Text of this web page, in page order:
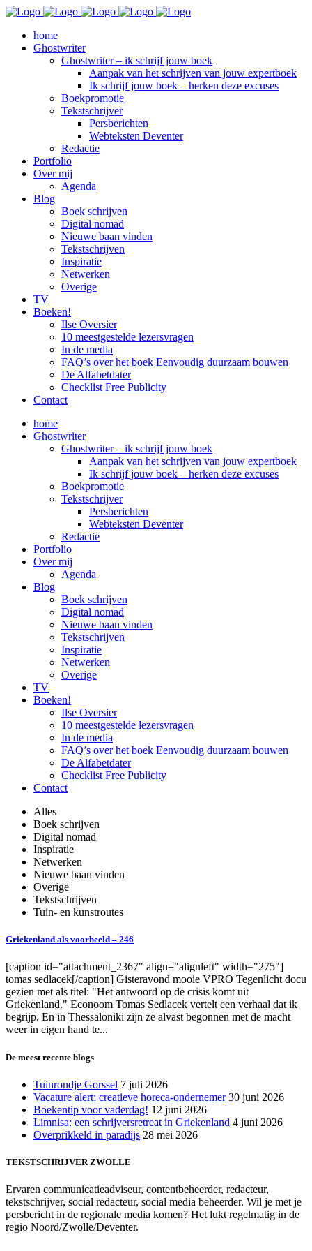
home
Ghostwriter
Ghostwriter – ik schrijf jouw boek
Aanpak van het schrijven van jouw expertboek
Ik schrijf jouw boek – herken deze excuses
Boekpromotie
Tekstschrijver
Persberichten
Webteksten Deventer
Redactie
Portfolio
Over mij
Agenda
Blog
Boek schrijven
Digital nomad
Nieuwe baan vinden
Tekstschrijven
Inspiratie
Netwerken
Overige
TV
Boeken!
Ilse Oversier
10 meestgestelde lezersvragen
In de media
FAQ’s over het boek Eenvoudig duurzaam bouwen
De Alfabetdater
Checklist Free Publicity
Contact
home
Ghostwriter
Ghostwriter – ik schrijf jouw boek
Aanpak van het schrijven van jouw expertboek
Ik schrijf jouw boek – herken deze excuses
Boekpromotie
Tekstschrijver
Persberichten
Webteksten Deventer
Redactie
Portfolio
Over mij
Agenda
Blog
Boek schrijven
Digital nomad
Nieuwe baan vinden
Tekstschrijven
Inspiratie
Netwerken
Overige
TV
Boeken!
Ilse Oversier
10 meestgestelde lezersvragen
In de media
FAQ’s over het boek Eenvoudig duurzaam bouwen
De Alfabetdater
Checklist Free Publicity
Contact
Alles
Boek schrijven
Digital nomad
Inspiratie
Netwerken
Nieuwe baan vinden
Overige
Tekstschrijven
Tuin- en kunstroutes
Griekenland als voorbeeld – 246
[caption id="attachment_2367" align="alignleft" width="275"]
tomas sedlacek[/caption] Gisteravond mooie VPRO Tegenlicht docu
gezien met als titel: "Het antwoord op de crisis komt uit
Griekenland." Econoom Tomas Sedlacek vertelt een verhaal dat ik
begrijp. En in Thessaloniki zijn ze alvast begonnen met de macht
weer in eigen hand te...
De meest recente blogs
Tuinrondje Gorssel 7 juli 2026
Vacature alert: creatieve horeca-ondernemer 30 juni 2026
Boekentip voor vaderdag! 12 juni 2026
Limnisa: een schrijversretreat in Griekenland 4 juni 2026
Overprikkeld in paradijs 28 mei 2026
TEKSTSCHRIJVER ZWOLLE
Ervaren communicatieadviseur, contentbeheerder, redacteur,
tekstschrijver, social redacteur, social media beheerder. Wil je met je
persbericht in de regionale media komen? Het lukt regelmatig in de
regio Noord/Zwolle/Deventer.